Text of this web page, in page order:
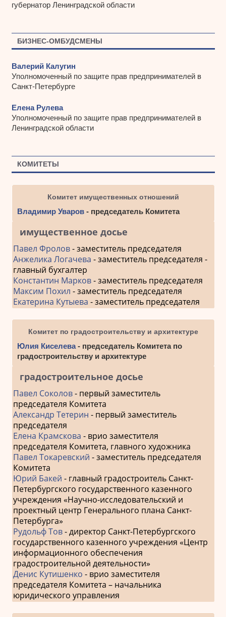
губернатор Ленинградской области
БИЗНЕС-ОМБУДСМЕНЫ
Валерий Калугин
Уполномоченный по защите прав предпринимателей в
Санкт-Петербурге
Елена Рулева
Уполномоченный по защите прав предпринимателей в
Ленинградской области
КОМИТЕТЫ
Комитет имущественных отношений
Владимир Уваров- председатель Комитета
имущественное досье
Павел Фролов- заместитель председателя
Анжелика Логачева - заместитель председателя -
главный бухгалтер
Константин Марков- заместитель председателя
Максим Похил - заместитель председателя
Екатерина Кутыева - заместитель председателя
Комитет по градостроительству и архитектуре
Юлия Киселева- председатель Комитета по
градостроительству и архитектуре
градостроительное досье
Павел Соколов- первый заместитель
председателя Комитета
Александр Тетерин - первый заместитель
председателя
Елена Крамскова - врио заместителя
председателя Комитета, главного художника
Павел Токаревский - заместитель председателя
Комитета
Юрий Бакей - главный градостроитель Санкт-
Петербургского государственного казенного
учреждения «Научно-исследовательский и
проектный центр Генерального плана Санкт-
Петербурга»
Рудольф Тов- директор Санкт-Петербургского
государственного казенного учреждения «Центр
информационного обеспечения
градостроительной деятельности»
Денис Кутишенко - врио заместителя
председателя Комитета – начальника
юридического управления